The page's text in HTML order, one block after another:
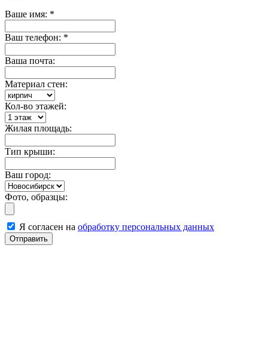
Ваше имя: *
Ваш телефон: *
Ваша почта:
Материал стен:
Кол-во этажей:
Жилая площадь:
Тип крыши:
Ваш город:
Фото, образцы:
Я согласен на обработку персональных данных
Отправить